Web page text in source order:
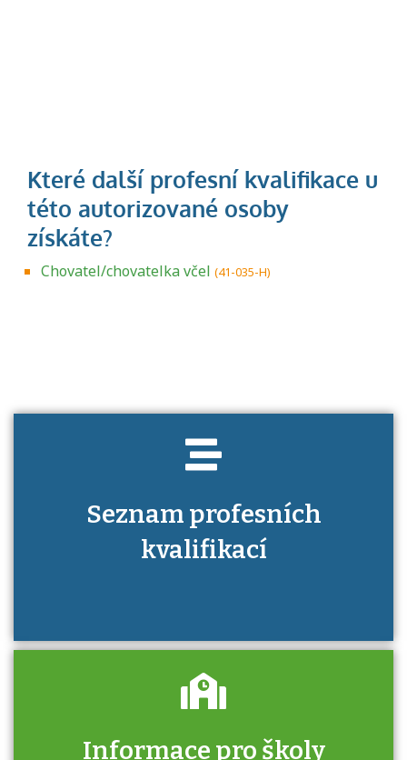
Chovatel/chovatelka včel (41-035-H)
Seznam profesních
kvalifikací
Projděte si seznam profesních kvalifikací.
Informace pro školy